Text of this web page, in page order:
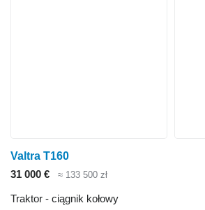
Valtra T160
31 000 €
≈ 133 500 zł
Traktor - ciągnik kołowy